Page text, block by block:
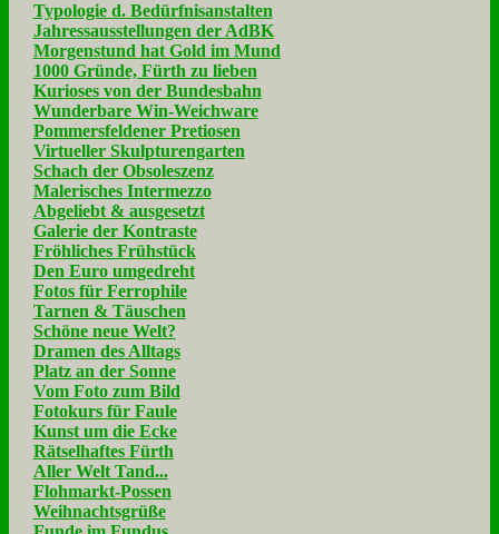
Typologie d. Bedürfnisanstalten
Jahressausstellungen der AdBK
Morgenstund hat Gold im Mund
1000 Gründe, Fürth zu lieben
Kurioses von der Bundesbahn
Wunderbare Win-Weichware
Pommersfeldener Pretiosen
Virtueller Skulpturengarten
Schach der Obsoleszenz
Malerisches Intermezzo
Abgeliebt & ausgesetzt
Galerie der Kontraste
Fröhliches Frühstück
Den Euro umgedreht
Fotos für Ferrophile
Tarnen & Täuschen
Schöne neue Welt?
Dramen des Alltags
Platz an der Sonne
Vom Foto zum Bild
Fotokurs für Faule
Kunst um die Ecke
Rätselhaftes Fürth
Aller Welt Tand...
Flohmarkt-Possen
Weihnachtsgrüße